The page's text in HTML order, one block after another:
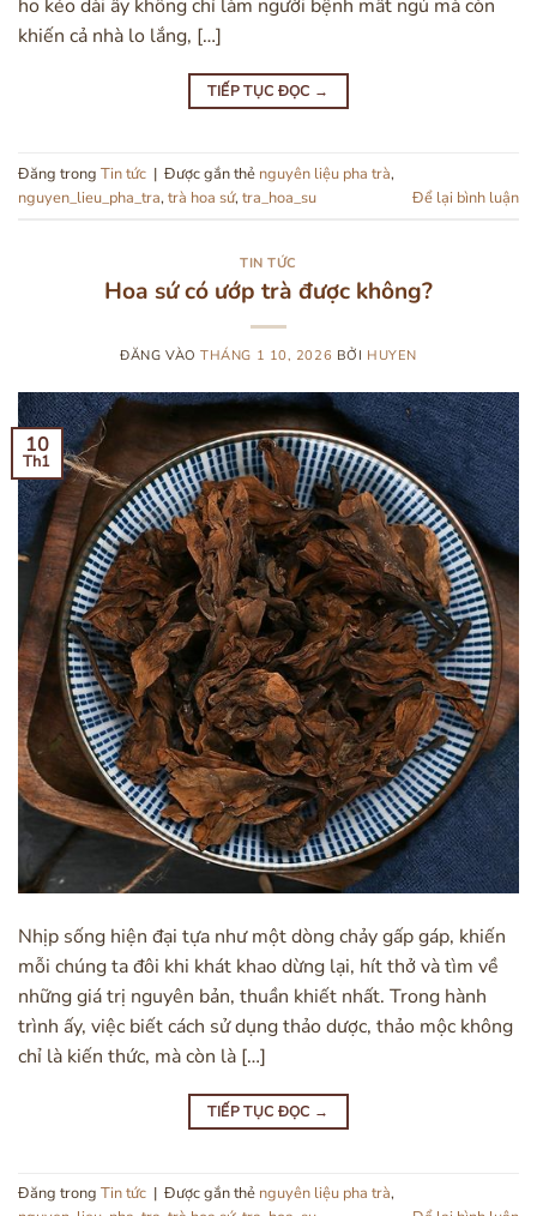
ho kéo dài ấy không chỉ làm người bệnh mất ngủ mà còn
khiến cả nhà lo lắng, […]
TIẾP TỤC ĐỌC →
Đăng trong Tin tức | Được gắn thẻ nguyên liệu pha trà,
nguyen_lieu_pha_tra, trà hoa sứ, tra_hoa_su Để lại bình luận
TIN TỨC
Hoa sứ có ướp trà được không?
ĐĂNG VÀOTHÁNG 1 10, 2026 BỞI HUYEN
10
Th1
Nhịp sống hiện đại tựa như một dòng chảy gấp gáp, khiến
mỗi chúng ta đôi khi khát khao dừng lại, hít thở và tìm về
những giá trị nguyên bản, thuần khiết nhất. Trong hành
trình ấy, việc biết cách sử dụng thảo dược, thảo mộc không
chỉ là kiến thức, mà còn là […]
TIẾP TỤC ĐỌC →
Đăng trong Tin tức | Được gắn thẻ nguyên liệu pha trà,